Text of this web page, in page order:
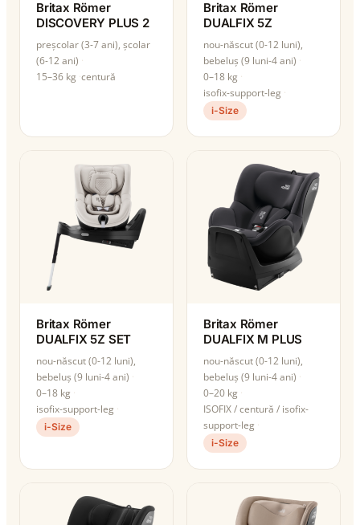
Britax Römer
DISCOVERY PLUS 2
preșcolar (3-7 ani), școlar
(6-12 ani)
15–36 kg centură
Britax Römer
DUALFIX 5Z
nou-născut (0-12 luni),
bebeluș (9 luni-4 ani)
0–18 kg
isofix-support-leg
i-Size
Britax Römer
DUALFIX 5Z SET
nou-născut (0-12 luni),
bebeluș (9 luni-4 ani)
0–18 kg
isofix-support-leg
i-Size
Britax Römer
DUALFIX M PLUS
nou-născut (0-12 luni),
bebeluș (9 luni-4 ani)
0–20 kg
ISOFIX / centură / isofix-
support-leg
i-Size